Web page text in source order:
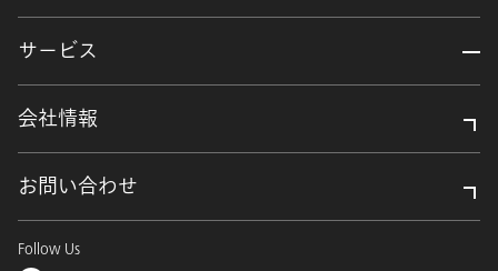
サービス
会社情報
お問い合わせ
Follow Us